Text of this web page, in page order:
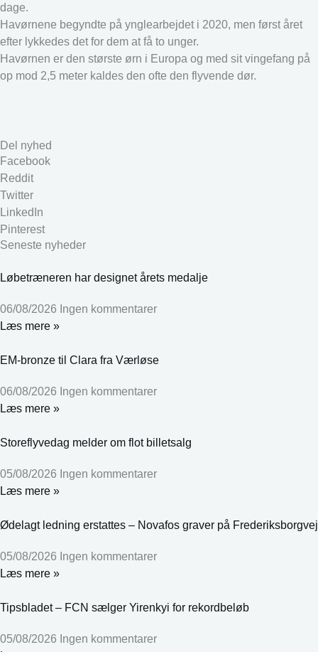
dage.
Havørnene begyndte på ynglearbejdet i 2020, men først året
efter lykkedes det for dem at få to unger.
Havørnen er den største ørn i Europa og med sit vingefang på
op mod 2,5 meter kaldes den ofte den flyvende dør.
Del nyhed
Facebook
Reddit
Twitter
LinkedIn
Pinterest
Seneste nyheder
Løbetræneren har designet årets medalje
06/08/2026 Ingen kommentarer
Læs mere »
EM-bronze til Clara fra Værløse
06/08/2026 Ingen kommentarer
Læs mere »
Storeflyvedag melder om flot billetsalg
05/08/2026 Ingen kommentarer
Læs mere »
Ødelagt ledning erstattes – Novafos graver på Frederiksborgvej
05/08/2026 Ingen kommentarer
Læs mere »
Tipsbladet – FCN sælger Yirenkyi for rekordbeløb
05/08/2026 Ingen kommentarer